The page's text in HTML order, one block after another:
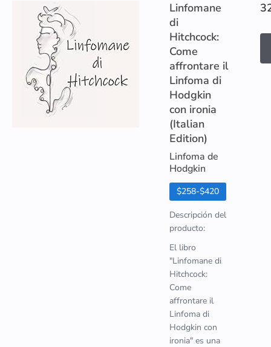
Linfomane
di
Hitchcock:
Come
affrontare il
Linfoma di
Hodgkin
con ironia
(Italian
Edition)
Linfoma de
Hodgkin
$258-$420
Descripción del
producto:
El libro
"Linfomane di
Hitchcock:
Come
affrontare il
Linfoma di
Hodgkin con
ironia" es una